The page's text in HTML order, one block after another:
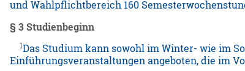
und Wahlpflichtbereich 160
§ 3 Studienbeginn
1Das Studium kann sowohl im Winter- wie im
Einführungsveranstaltungen angeboten, die im